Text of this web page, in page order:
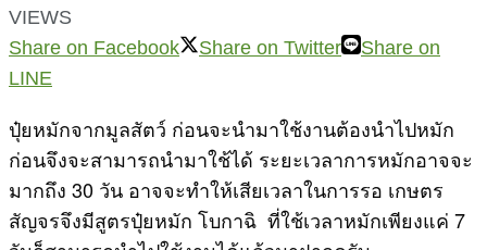
VIEWS
Share on Facebook
Share on Twitter
Share on
LINE
ปุ๋ยหมักจากมูลสัตว์ ก่อนจะนำมาใช้งานต้องนำไปหมัก
ก่อนจึงจะสามารถนำมาใช้ได้ ระยะเวลาการหมักอาจจะ
มากถึง 30 วัน อาจจะทำให้เสียเวลาในการรอ เกษตร
สัญจรจึงมีสูตรปุ๋ยหมัก โบกาฉิ ที่ใช้เวลาหมักเพียงแค่ 7